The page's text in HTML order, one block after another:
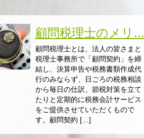
顧問税理士のメリ...
顧問税理士とは、法人の皆さまと
税理士事務所で「顧問契約」を締
結し、決算申告や税務書類作成代
行のみならず、日ごろの税務相談
から毎日の仕訳、節税対策を立て
たりと定期的に税務会計サービス
をご提供させていただくもので
す。顧問契約 […]